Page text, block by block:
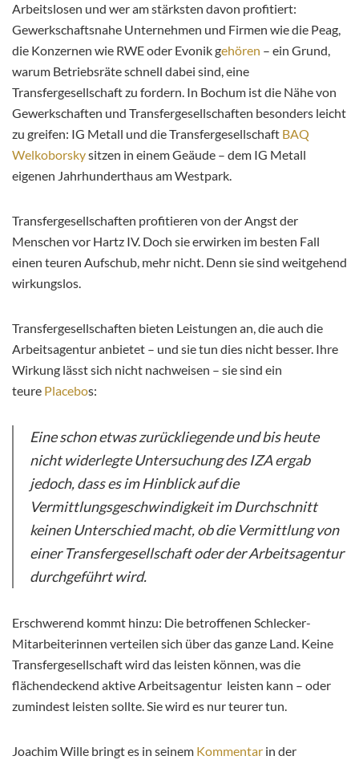
Arbeitslosen und wer am stärksten davon profitiert:
Gewerkschaftsnahe Unternehmen und Firmen wie die Peag,
die Konzernen wie RWE oder Evonik gehören – ein Grund,
warum Betriebsräte schnell dabei sind, eine
Transfergesellschaft zu fordern. In Bochum ist die Nähe von
Gewerkschaften und Transfergesellschaften besonders leicht
zu greifen: IG Metall und die Transfergesellschaft BAQ
Welkoborskysitzen in einem Geäude – dem IG Metall
eigenen Jahrhunderthaus am Westpark.
Transfergesellschaften profitieren von der Angst der
Menschen vor Hartz IV. Doch sie erwirken im besten Fall
einen teuren Aufschub, mehr nicht. Denn sie sind weitgehend
wirkungslos.
Transfergesellschaften bieten Leistungen an, die auch die
Arbeitsagentur anbietet – und sie tun dies nicht besser. Ihre
Wirkung lässt sich nicht nachweisen – sie sind ein
teure Placebos:
Eine schon etwas zurückliegende und bis heute
nicht widerlegte Unter­suchung des IZA ergab
jedoch, dass es im Hinblick auf die
Vermittlungsgeschwindigkeit im Durchschnitt
keinen Unterschied macht, ob die Vermittlung von
einer Transfergesellschaft oder der Arbeitsagentur
durchgeführt wird.
Erschwerend kommt hinzu: Die betroffenen Schlecker-
Mitarbeiterinnen verteilen sich über das ganze Land. Keine
Transfergesellschaft wird das leisten können, was die
flächendeckend aktive Arbeitsagentur leisten kann – oder
zumindest leisten sollte. Sie wird es nur teurer tun.
Joachim Wille bringt es in seinem Kommentar in der